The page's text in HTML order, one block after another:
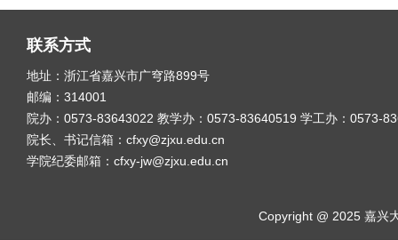
联系方式
地址：浙江省嘉兴市广穹路899号
邮编：314001
院办：0573-83643022 教学办：0573-83640519 学工办：0573-
院长、书记信箱：cfxy@zjxu.edu.cn
学院纪委邮箱：cfxy-jw@zjxu.edu.cn
Copyright @ 2025 嘉